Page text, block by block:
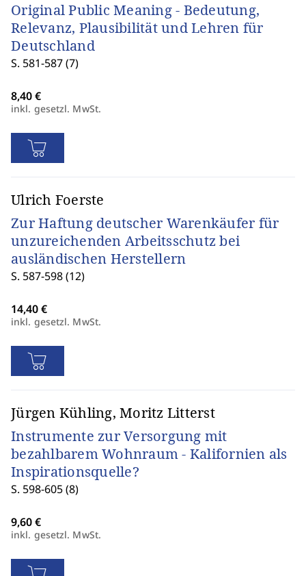
Original Public Meaning - Bedeutung,
Relevanz, Plausibilität und Lehren für
Deutschland
S. 581-587 (7)
inkl. gesetzl. MwSt.
Ulrich Foerste
Zur Haftung deutscher Warenkäufer für
unzureichenden Arbeitsschutz bei
ausländischen Herstellern
S. 587-598 (12)
inkl. gesetzl. MwSt.
Jürgen Kühling, Moritz Litterst
Instrumente zur Versorgung mit
bezahlbarem Wohnraum - Kalifornien als
Inspirationsquelle?
S. 598-605 (8)
inkl. gesetzl. MwSt.